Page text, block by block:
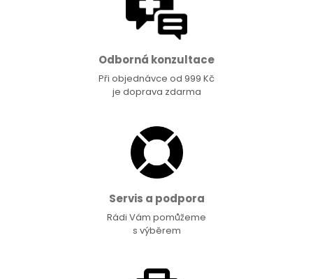
Odborná konzultace
Při objednávce od 999 Kč
je doprava zdarma
Servis a podpora
Rádi Vám pomůžeme
s výběrem